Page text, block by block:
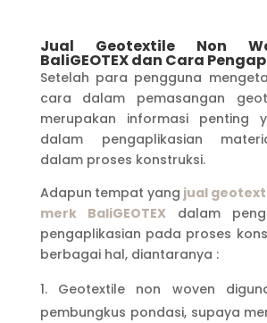
Jual Geotextile Non
BaliGEOTEXdan Cara
Setelah para pengguna
cara dalam pemasangan
merupakan informasi penting
dalam pengaplikasian
dalam proses konstruksi.
Adapun tempat yang jual
merk BaliGEOTEXdalam
pengaplikasian pada proses
berbagai hal, diantaranya :
Geotextile non woven
pembungkus pondasi, supaya